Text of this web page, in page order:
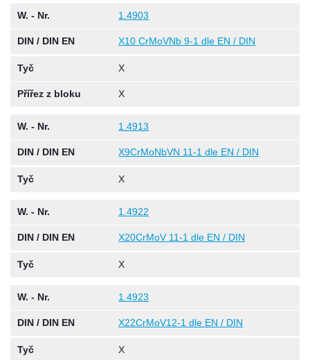
W. - Nr. 1.4903
DIN / DIN EN X10 CrMoVNb 9-1 dle EN / DIN
Tyč X
Přířez z bloku X
W. - Nr. 1.4913
DIN / DIN EN X9CrMoNbVN 11-1 dle EN / DIN
Tyč X
W. - Nr. 1.4922
DIN / DIN EN X20CrMoV 11-1 dle EN / DIN
Tyč X
W. - Nr. 1.4923
DIN / DIN EN X22CrMoV12-1 dle EN / DIN
Tyč X